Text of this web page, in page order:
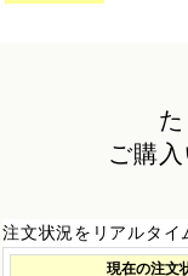
ご購
注文状況をリアルタイ